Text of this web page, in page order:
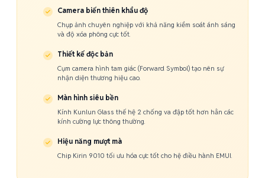
Camera biến thiên khẩu độ
Chụp ảnh chuyên nghiệp với khả năng kiểm soát ánh sáng
và độ xóa phông cực tốt.
Thiết kế độc bản
Cụm camera hình tam giác (Forward Symbol) tạo nên sự
nhận diện thương hiệu cao.
Màn hình siêu bền
Kính Kunlun Glass thế hệ 2 chống va đập tốt hơn hẳn các
kính cường lực thông thường.
Hiệu năng mượt mà
Chip Kirin 9010 tối ưu hóa cực tốt cho hệ điều hành EMUI.